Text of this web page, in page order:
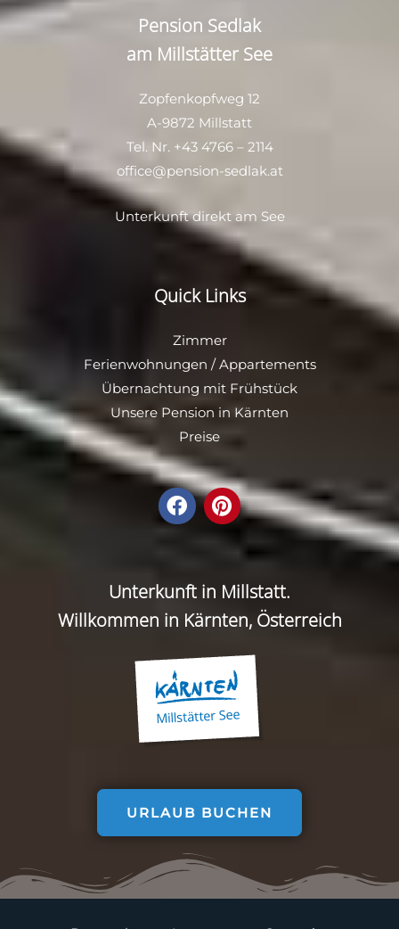
Pension Sedlak
am Millstätter See
Zopfenkopfweg 12
A-9872 Millstatt
Tel. Nr. +43 4766 – 2114
office@pension-sedlak.at
Unterkunft direkt am See
Quick Links
Zimmer
Ferienwohnungen /Appartements
Übernachtung mit Frühstück
Unsere Pension in Kärnten
Preise
Unterkunft in Millstatt.
Willkommen in Kärnten, Österreich
URLAUB BUCHEN